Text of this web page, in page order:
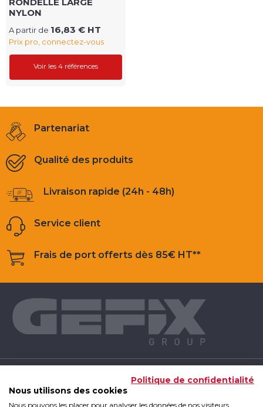
NYLON
A partir de 16,83 € HT
Prix pro, connectez-vous
Voir les 4 références
Partenariat
Qualité des produits
Livraison rapide (24h - 48h)
Service client
Frais de port offerts dès 85€ HT**
Politique de confidentialité
Nous utilisons des cookies
Nous pouvons les placer pour analyser les données de nos visiteurs,